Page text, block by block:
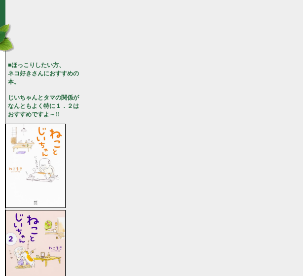
■ほっこりしたい方、
ネコ好きさんにおすすめの
本。
じいちゃんとタマの関係が
なんともよく特に１．２は
おすすめですよ～!!